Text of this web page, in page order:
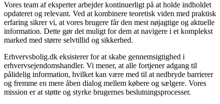
Vores team af eksperter arbejder kontinuerligt på at holde indholdet
opdateret og relevant. Ved at kombinere teoretisk viden med praktisk
erfaring sikrer vi, at vores brugere får den mest nøjagtige og aktuelle
information. Dette gør det muligt for dem at navigere i et komplekst
marked med større selvtillid og sikkerhed.
Erhvervsbolig.dk eksisterer for at skabe gennemsigtighed i
erhvervsejendomshandler. Vi mener, at alle fortjener adgang til
pålidelig information, hvilket kan være med til at nedbryde barrierer
og fremme en mere åben dialog mellem købere og sælgere. Vores
mission er at støtte og styrke brugernes beslutningsprocesser.